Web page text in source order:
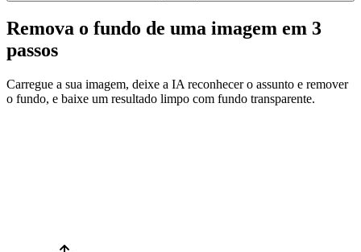
Remova o fundo de uma imagem em 3
passos
Carregue a sua imagem, deixe a IA reconhecer o assunto e remover
o fundo, e baixe um resultado limpo com fundo transparente.